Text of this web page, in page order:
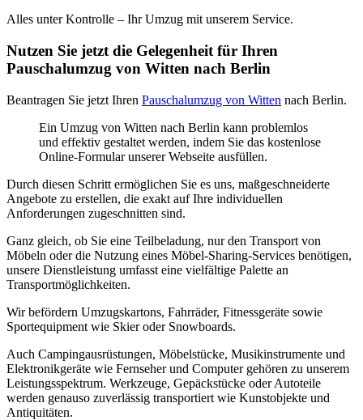
Alles unter Kontrolle – Ihr Umzug mit unserem Service.
Nutzen Sie jetzt die Gelegenheit für Ihren
Pauschalumzug von Witten nach Berlin
Beantragen Sie jetzt Ihren Pauschalumzug von Witten nach Berlin.
Ein Umzug von Witten nach Berlin kann problemlos
und effektiv gestaltet werden, indem Sie das kostenlose
Online-Formular unserer Webseite ausfüllen.
Durch diesen Schritt ermöglichen Sie es uns, maßgeschneiderte
Angebote zu erstellen, die exakt auf Ihre individuellen
Anforderungen zugeschnitten sind.
Ganz gleich, ob Sie eine Teilbeladung, nur den Transport von
Möbeln oder die Nutzung eines Möbel-Sharing-Services benötigen,
unsere Dienstleistung umfasst eine vielfältige Palette an
Transportmöglichkeiten.
Wir befördern Umzugskartons, Fahrräder, Fitnessgeräte sowie
Sportequipment wie Skier oder Snowboards.
Auch Campingausrüstungen, Möbelstücke, Musikinstrumente und
Elektronikgeräte wie Fernseher und Computer gehören zu unserem
Leistungsspektrum. Werkzeuge, Gepäckstücke oder Autoteile
werden genauso zuverlässig transportiert wie Kunstobjekte und
Antiquitäten.